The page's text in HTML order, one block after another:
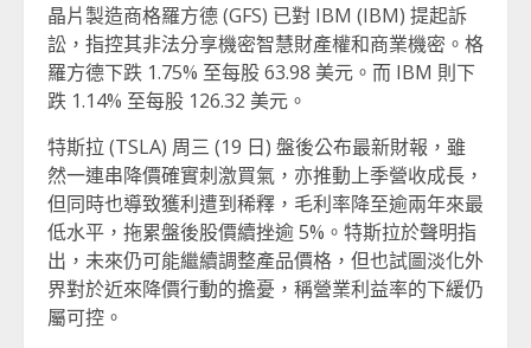
晶片製造商格羅方德 (GFS) 已對 IBM (IBM) 提起訴
訟，指控其非法分享機密智慧財產權和商業機密。格
羅方德下跌 1.75% 至每股 63.98 美元。而 IBM 則下
跌 1.14% 至每股 126.32 美元。
特斯拉 (TSLA) 周三 (19 日) 盤後公布最新財報，雖
然一連串降價確實刺激買氣，亦推動上季營收成長，
但同時也導致獲利遭到稀釋，毛利率降至逾兩年來最
低水平，拖累盤後股價續挫逾 5%。特斯拉於聲明指
出，未來仍可能繼續調整產品價格，但也試圖淡化外
界對於近來降價行動的擔憂，稱營業利益率的下緩仍
屬可控。